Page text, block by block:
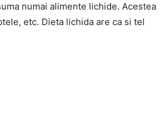
numai alimente lichide. Acestea
etc. Dieta lichida are ca si tel